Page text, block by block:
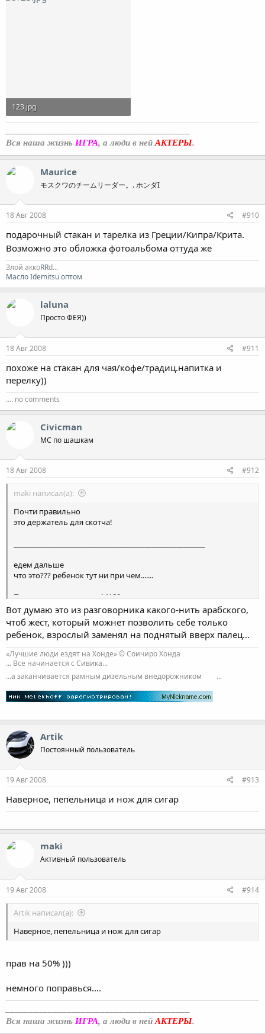
123.jpg
8,8 KB · Просмотры: 33
Вся наша жизнь ИГРА, а люди в ней АКТЕРЫ.
Maurice
モスクワのチームリーダー。. ホンダI
18 Авг 2008 #910
подарочный стакан и тарелка из Греции/Кипра/Крита.
Возможно это обложка фотоальбома оттуда же
Злой аккоRRd...
Масло Idemitsu оптом
laluna
Просто ФЕЯ))
18 Авг 2008 #911
похоже на стакан для чая/кофе/традиц.напитка и
перелку))
.... no comments
Civicman
МС по шашкам
18 Авг 2008 #912
maki написал(а):
Почти правильно
это держатель для скотча!
едем дальше
что это??? ребенок тут ни при чем.......
Посмотреть вложение 14180
Вот думаю это из разговорника какого-нить арабского,
чтоб жест, который можнет позволить себе только
ребенок, взрослый заменял на поднятый вверх палец...
«Лучшие люди ездят на Хонде» © Соичиро Хонда
... Все начинается с Сивика...
...а заканчивается рамным дизельным внедорожником
...
Artik
Постоянный пользователь
19 Авг 2008 #913
Наверное, пепельница и нож для сигар
maki
Активный пользователь
19 Авг 2008 #914
Artik написал(а):
Наверное, пепельница и нож для сигар
прав на 50% )))
немного поправься....
Вся наша жизнь ИГРА, а люди в ней АКТЕРЫ.